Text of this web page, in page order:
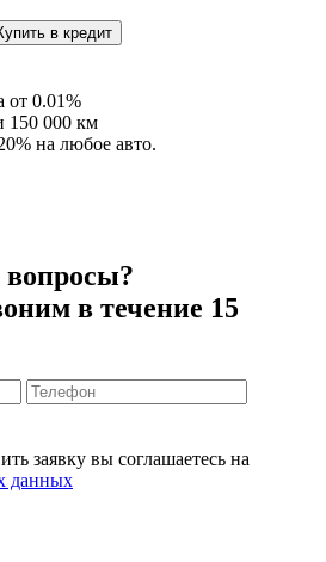
в кредит
от 0.01%
150 000 км
на любое авто.
вопросы?
в течение 15
заявку вы соглашаетесь на
данных